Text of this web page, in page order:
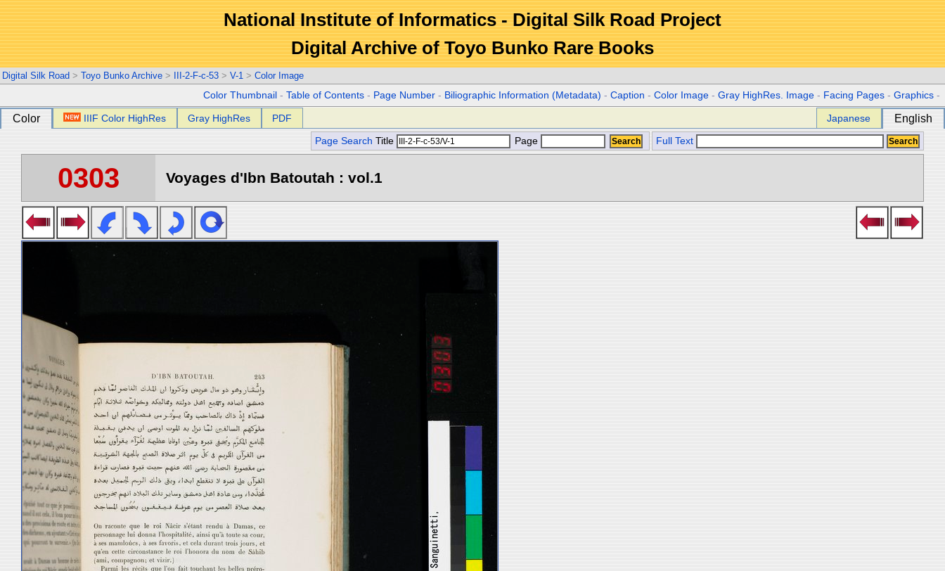
National Institute of Informatics - Digital Silk Road Project
Digital Archive of Toyo Bunko Rare Books
Digital Silk Road > Toyo Bunko Archive > III-2-F-c-53 > V-1 > Color Image
Color Thumbnail -Table of Contents - Page Number - Biliographic Information (Metadata) -Caption -Color Image -Gray HighRes. Image - Facing Pages -Graphics -
Color IIIF Color HighRes Gray HighRes PDF Japanese English
Page Search Title Page Full Text
0303 Voyages d'Ibn Batoutah : vol.1